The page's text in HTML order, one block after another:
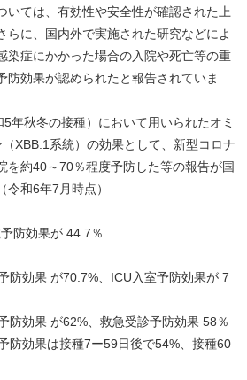
ては、有効性や安全性が確認された上
らに、国内外で実施された研究などによ
染症にかかった場合の入院や死亡等の重
防効果が認められたと報告されていま
年秋冬の接種）において用いられたオミ
XBB.1系統）の効果として、新型コロナ
を約40～70％程度予防した等の報告が国
和6年7月時点）
防効果が 44.7％
防効果 が70.7%、ICU入室予防効果が 7
防効果 が62%、救急受診予防効果 58％
防効果は接種7ー59日後で54%、接種60